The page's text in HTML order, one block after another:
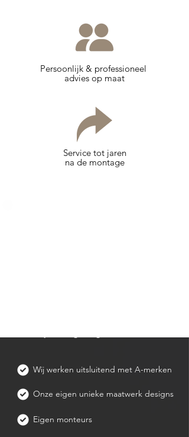
Persoonlijk & professioneel
advies op maat
Service tot jaren
na de montage
Wij werken uitsluitend met A-merken
Onze eigen unieke maatwerk designs
Eigen monteurs